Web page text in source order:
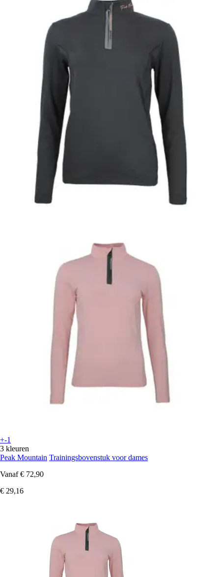
+-1
3 kleuren
Peak Mountain Trainingsbovenstuk voor dames
Vanaf € 72,90
€ 29,16